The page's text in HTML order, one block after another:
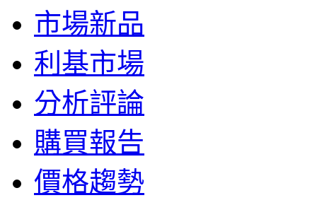
市場新品
利基市場
分析評論
購買報告
價格趨勢